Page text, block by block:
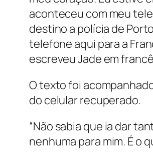
aconteceu com meu
destino a polícia de
telefone aqui para a
escreveu Jade em
O texto foi
do celular recuperado.
“Não sabia que ia dar
nenhuma para mim. É o